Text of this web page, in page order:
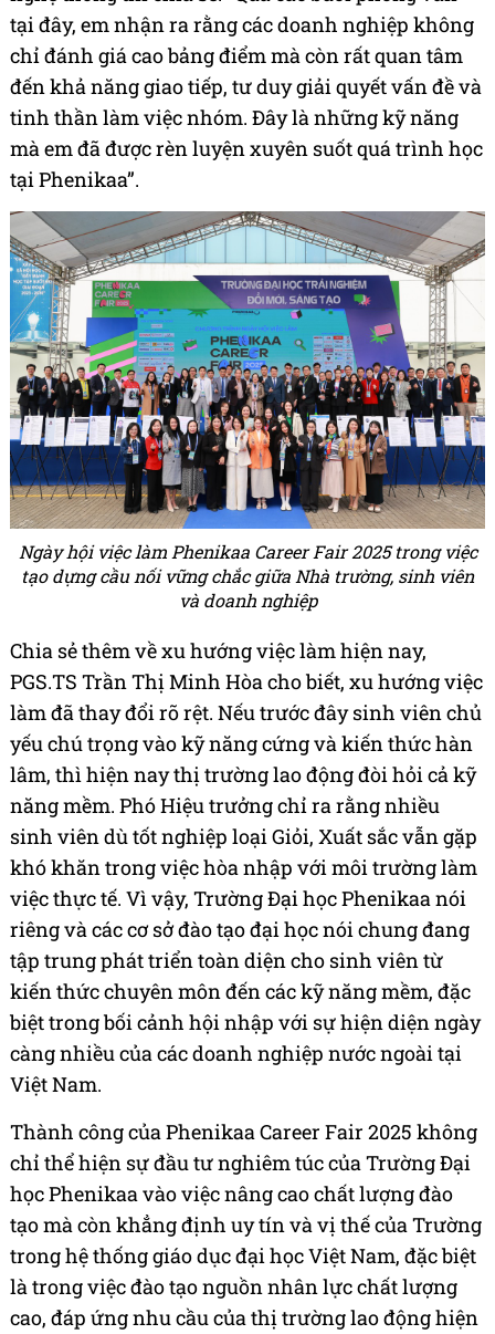
tại đây, em nhận ra rằng các doanh nghiệp không
chỉ đánh giá cao bảng điểm mà còn rất quan tâm
đến khả năng giao tiếp, tư duy giải quyết vấn đề và
tinh thần làm việc nhóm. Đây là những kỹ năng
mà em đã được rèn luyện xuyên suốt quá trình học
tại Phenikaa”.
Ngày hội việc làm Phenikaa Career Fair 2025 trong việc
tạo dựng cầu nối vững chắc giữa Nhà trường, sinh viên
và doanh nghiệp
Chia sẻ thêm về xu hướng việc làm hiện nay,
PGS.TS Trần Thị Minh Hòa cho biết, xu hướng việc
làm đã thay đổi rõ rệt. Nếu trước đây sinh viên chủ
yếu chú trọng vào kỹ năng cứng và kiến thức hàn
lâm, thì hiện nay thị trường lao động đòi hỏi cả kỹ
năng mềm. Phó Hiệu trưởng chỉ ra rằng nhiều
sinh viên dù tốt nghiệp loại Giỏi, Xuất sắc vẫn gặp
khó khăn trong việc hòa nhập với môi trường làm
việc thực tế. Vì vậy, Trường Đại học Phenikaa nói
riêng và các cơ sở đào tạo đại học nói chung đang
tập trung phát triển toàn diện cho sinh viên từ
kiến thức chuyên môn đến các kỹ năng mềm, đặc
biệt trong bối cảnh hội nhập với sự hiện diện ngày
càng nhiều của các doanh nghiệp nước ngoài tại
Việt Nam.
Thành công của Phenikaa Career Fair 2025 không
chỉ thể hiện sự đầu tư nghiêm túc của Trường Đại
học Phenikaa vào việc nâng cao chất lượng đào
tạo mà còn khẳng định uy tín và vị thế của Trường
trong hệ thống giáo dục đại học Việt Nam, đặc biệt
là trong việc đào tạo nguồn nhân lực chất lượng
cao, đáp ứng nhu cầu của thị trường lao động hiện